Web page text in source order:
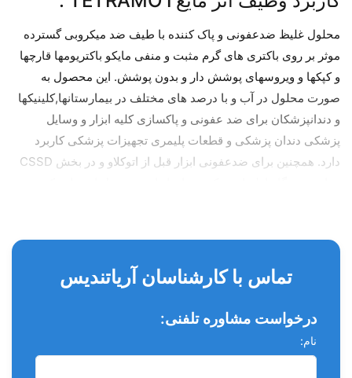
محلول غلیظ ضدعفونی و پاک کننده با طیف ضد میکروبی گسترده
موثر بر روی باکتری های گرم مثبت و منفی مایکو باکتریومها قارچها
و کپکها و ویروسهای پوشش دار و بدون پوشش. این محصول به
صورت محلول در آب و با درصد های مختلف در بیمارستانها,کلینیکها
و دندانپزشکان برای ضد عفونی و پاکسازی کلیه ابزار و وسایل
پزشکی دندان پزشکی و قطعات پلیمری تجهیزات پزشکی کاربرد
دارد. همچنین برای ضدعفونی ابزار قبل از اتوکلاو و در بخش CSSD
ماندگاری هفت روز بعد از رقیق شدن محلول
دارای عملکرد همزمان ضدعفونی کنندگی و پاک کنندگی
مناسب برای ابزارهای پزشکی و دندان پزشکی آزمایشگاهی
قابل اتوکلاو
قابل استفاده در دستگاه اولتراسونیک
تماس با کارشناسان آریاتندیس
درخواست مشاوره تلفنی:
نام: